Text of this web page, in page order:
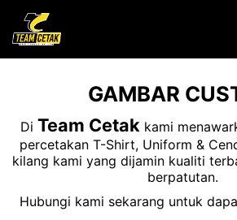
GAMBAR
Di Team Cetak kami
percetakan T-Shirt, Uniform &
kilang kami yang dijamin kualiti
berpatutan.
Hubungi kami sekarang untuk